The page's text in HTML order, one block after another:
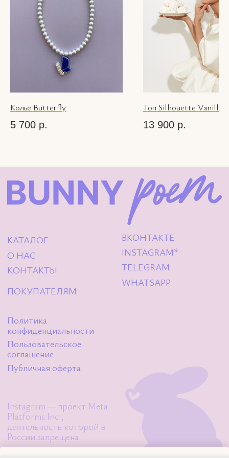
Колье Butterfly
5 700 р.
Топ Silhouette Vanilla
13 900 р.
Instagram — проект Meta
Platforms Inc.,
деятельность которой в
России запрещена.